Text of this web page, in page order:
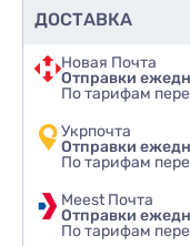
ДОСТАВКА
Новая Почта
Отправки
По тарифам
Укрпочта
Отправки
По тарифам
Meest Почта
Отправки
По тарифам